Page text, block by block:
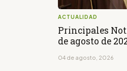
ACTUALIDAD
Principales
de agosto de
04 de agosto, 2026